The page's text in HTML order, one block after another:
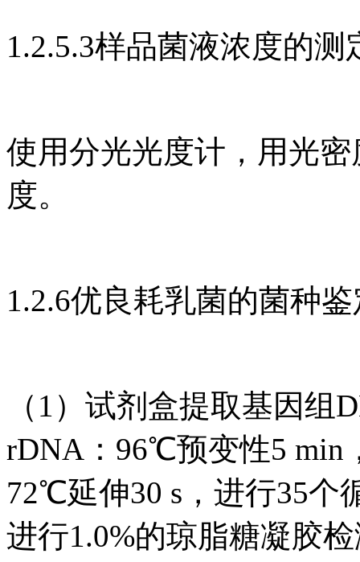
1.2.5.3样品菌液浓度的测
使用分光光度计，用光
度。
1.2.6优良耗乳菌的菌种
（1）试剂盒提取基因组
rDNA：96℃预变性5 min
72℃延伸30 s，进行35个
进行1.0%的琼脂糖凝胶